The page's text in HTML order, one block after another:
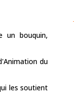
un bouquin,
du
les soutient